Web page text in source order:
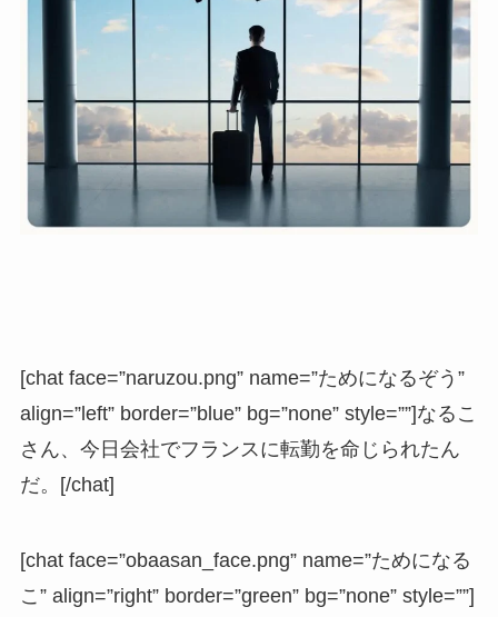
[chat face=”naruzou.png” name=”ためになるぞう”
align=”left” border=”blue” bg=”none” style=””]なるこ
さん、今日会社でフランスに転勤を命じられたん
だ。[/chat]
[chat face=”obaasan_face.png” name=”ためになる
こ” align=”right” border=”green” bg=”none” style=””]